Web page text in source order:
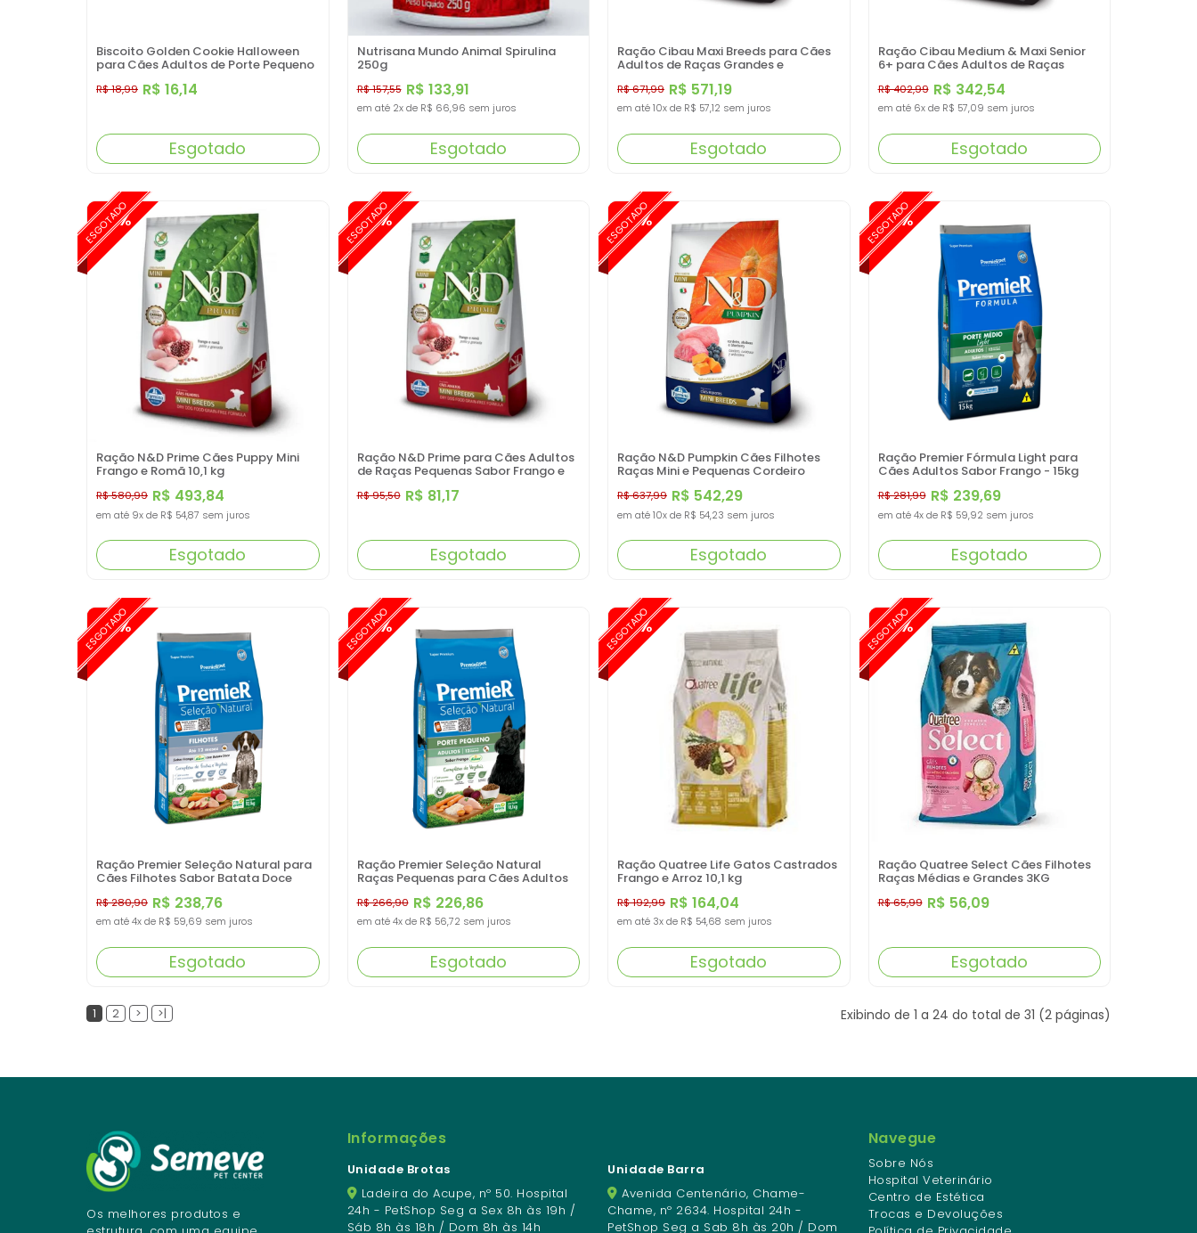
Biscoito Golden Cookie Halloween
para Cães Adultos de Porte Pequeno
R$ 16,14
R$ 18,99
Esgotado
Nutrisana Mundo Animal Spirulina
250g
R$ 133,91
R$ 157,55
em até 2xde R$ 66,96 sem juros
Esgotado
Ração Cibau Maxi Breeds para Cães
Adultos de Raças Grandes e
R$ 571,19
R$ 671,99
em até 10x de R$ 57,12 sem juros
Esgotado
Ração Cibau Medium & Maxi Senior
6+ para Cães Adultos de Raças
R$ 342,54
R$ 402,99
em até 6xde R$ 57,09 sem juros
Esgotado
ESGOTADO
Ração N&D Prime Cães Puppy Mini
Frango e Romã 10,1 kg
R$ 493,84
R$ 580,99
-15%
em até 9x de R$ 54,87 sem juros
Esgotado
ESGOTADO
Ração N&D Prime para Cães Adultos
de Raças Pequenas Sabor Frango e
R$ 81,17
R$ 95,50
-15%
Esgotado
ESGOTADO
Ração N&D Pumpkin Cães Filhotes
Raças Mini e Pequenas Cordeiro
R$ 542,29
R$ 637,99
-15%
em até 10x de R$ 54,23 sem juros
Esgotado
ESGOTADO
Ração Premier Fórmula Light para
Cães Adultos Sabor Frango - 15kg
R$ 239,69
R$ 281,99
-15%
em até 4xde R$ 59,92 sem juros
Esgotado
ESGOTADO
Ração Premier Seleção Natural para
Cães Filhotes Sabor Batata Doce
R$ 238,76
R$ 280,90
-15%
em até 4x de R$ 59,69 sem juros
Esgotado
ESGOTADO
Ração Premier Seleção Natural
Raças Pequenas para Cães Adultos
R$ 226,86
R$ 266,90
-15%
em até 4xde R$ 56,72 sem juros
Esgotado
ESGOTADO
Ração Quatree Life Gatos Castrados
Frango e Arroz 10,1 kg
R$ 164,04
R$ 192,99
-15%
em até 3x de R$ 54,68 sem juros
Esgotado
ESGOTADO
Ração Quatree Select Cães Filhotes
Raças Médias e Grandes 3KG
R$ 56,09
R$ 65,99
-15%
Esgotado
1 2 > >| Exibindo de 1 a 24 do total de 31 (2 páginas)
Os melhores produtos e
Informações
Unidade Brotas
Ladeira do Acupe, nº 50. Hospital
24h - PetShop Seg a Sex 8h às 19h /
Sáb 8h às 18h / Dom 8h às 14h
Unidade Barra
Avenida Centenário, Chame-
Chame, nº 2634. Hospital 24h -
PetShop Seg a Sab 8h às 20h / Dom
Navegue
Sobre Nós
Hospital Veterinário
Centro de Estética
Trocas e Devoluções